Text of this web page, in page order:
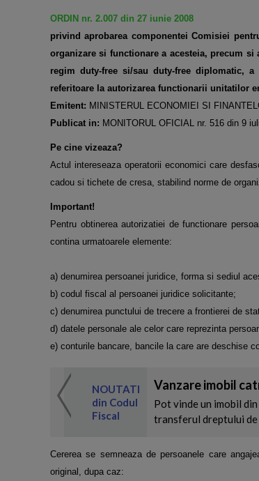
ORDIN nr. 2.007 din 27 iunie 2008
privind aprobarea componentei Comisiei
organizare si functionare a acesteia, precum
regim duty-free si/sau duty-free diplomatic,
referitoare la autorizarea functionarii unitatilor
Emitent: MINISTERUL ECONOMIEI SI
Publicat in: MONITORUL OFICIAL nr. 516 din 9
Pe cine vizeaza?
Actul intereseaza operatorii economici care
cadou si tichete de cresa, stabilind norme de
Important!
Pentru obtinerea autorizatiei de functionare
contina urmatoarele elemente:
a) denumirea persoanei juridice, forma si sediul
b) codul fiscal al persoanei juridice solicitante;
c) denumirea punctului de trecere a frontierei de
d) datele personale ale celor care reprezinta
e) conturile bancare, bancile la care are deschise
NOUTATI
din Codul
Fiscal
Vanzare imobil
Pot vinde un imobil
transferul dreptului
Cererea se semneaza de persoanele care
original, dupa caz: